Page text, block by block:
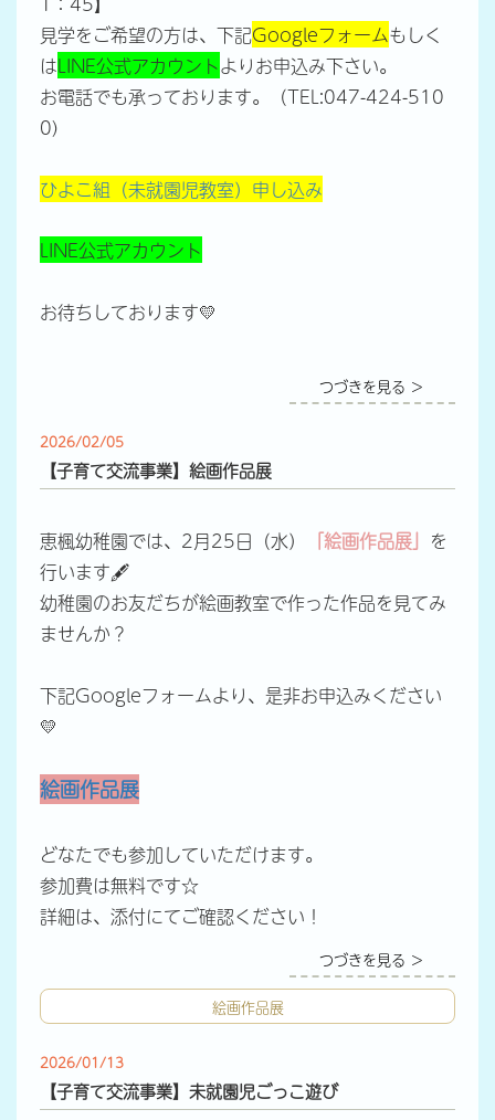
見学をご希望の方は、下記Googleフォームもしく
はLINE公式アカウントよりお申込み下さい。
お電話でも承っております。（TEL:047-424-510
0)
ひよこ組（未就園児教室）申し込み
LINE公式アカウント
お待ちしております💛
つづきを見る ＞
2026/02/05
【子育て交流事業】絵画作品展
恵楓幼稚園では、2月25日（水） 「絵画作品展」 を
行います🖋
幼稚園のお友だちが絵画教室で作った作品を見てみ
ませんか？
下記Googleフォームより、是非お申込みください
💛
絵画作品展
どなたでも参加していただけます。
参加費は無料です☆
詳細は、添付にてご確認ください！
つづきを見る ＞
絵画作品展
2026/01/13
【子育て交流事業】未就園児ごっこ遊び